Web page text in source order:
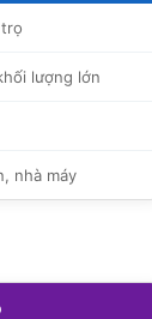
lượng lớn
nhà máy